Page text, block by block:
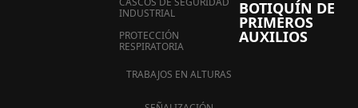
INDUSTRIAL
PROTECCIÓN
RESPIRATORIA
TRABAJOS EN ALTURAS
BOTIQUÍN DE
PRIMEROS
AUXILIOS